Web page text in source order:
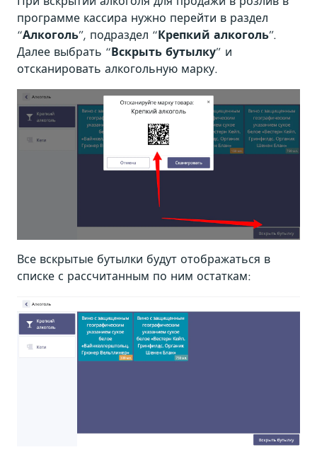
программе кассира нужно перейти в раздел
“Алкоголь”, подраздел “Крепкий алкоголь”.
Далее выбрать “Вскрыть бутылку” и
отсканировать алкогольную марку.
Все вскрытые бутылки будут отображаться в
списке с рассчитанным по ним остаткам: